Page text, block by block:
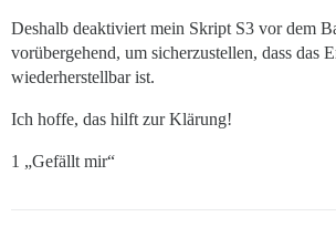
Deshalb deaktiviert mein Skript S3 vor dem
vorübergehend, um sicherzustellen, dass das
wiederherstellbar ist.
Ich hoffe, das hilft zur Klärung!
1 „Gefällt mir“